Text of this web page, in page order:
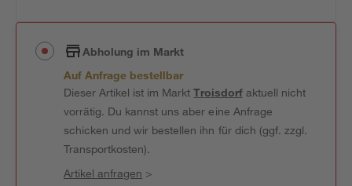
Abholung im Markt
Auf Anfrage bestellbar
Dieser Artikel ist im MarktTroisdorfaktuell nicht
vorrätig. Du kannst uns aber eine Anfrage
schicken und wir bestellen ihn für dich (ggf. zzgl.
Transportkosten).
Artikel anfragen >